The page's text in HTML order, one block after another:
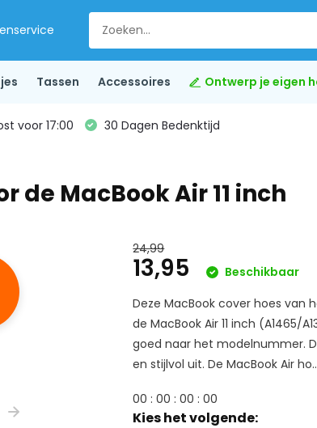
Tassen Accessoires Ontwerp je eigen
voor 17:00
30 Dagen Bedenktijd
de MacBook Air 11 inch
24,99
13,95
Beschikbaar
Deze MacBook cover hoes van
de MacBook Air 11 inch (A1465/
goed naar het modelnummer.
en stijlvol uit. De MacBook Air
00 :00 :00 :00
Kies het volgende: